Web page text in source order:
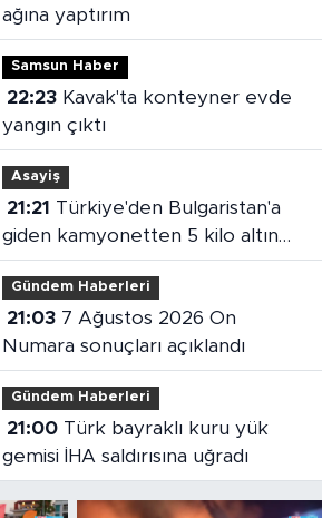
ağına yaptırım
Samsun Haber
22:23Kavak'ta konteyner evde
yangın çıktı
Asayiş
21:21
giden kamyonetten 5 kilo altın
çıktı
Gündem Haberleri
21:037 Ağustos 2026 On
Numara sonuçları açıklandı
Gündem Haberleri
21:00Türk bayraklı kuru yük
gemisi İHA saldırısına uğradı